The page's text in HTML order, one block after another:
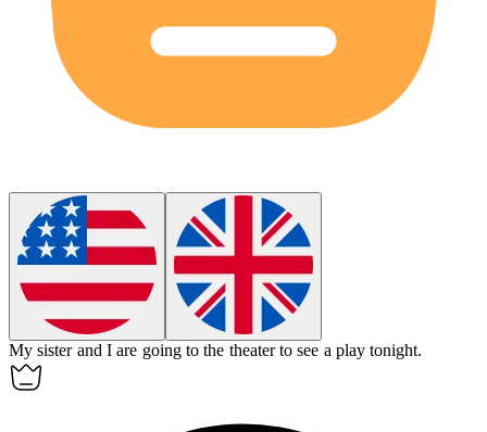
My sister and I are going to the theater to see a play tonight.